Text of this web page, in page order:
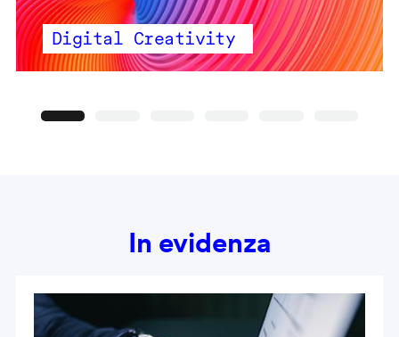
Digital Creativity
In evidenza